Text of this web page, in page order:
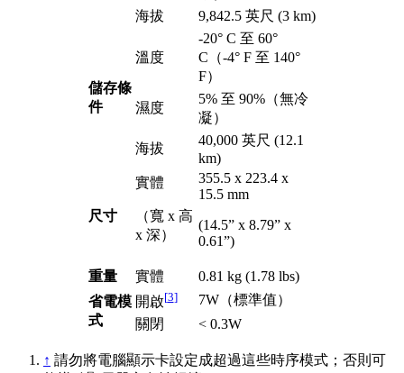
海拔
9,842.5 英尺 (3 km)
儲存條
件
溫度
-20° C 至 60°
C（-4° F 至 140°
F）
濕度
5% 至 90%（無冷
凝）
海拔
40,000 英尺 (12.1
km)
尺寸
實體
（寬 x 高
x 深）
355.5 x 223.4 x
15.5 mm
(14.5” x 8.79” x
0.61”)
重量 實體
0.81 kg (1.78 lbs)
省電模
式
開啟[3]
7W（標準值）
關閉
< 0.3W
↑ 請勿將電腦顯示卡設定成超過這些時序模式；否則可